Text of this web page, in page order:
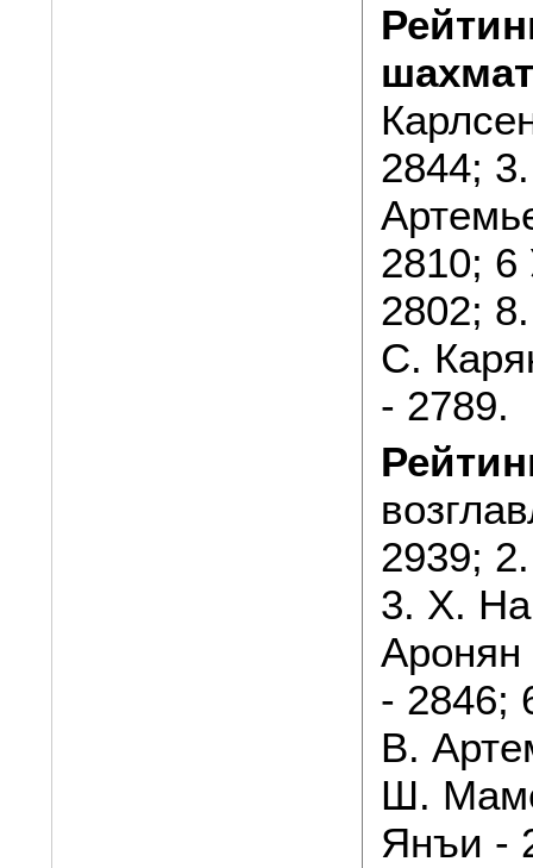
2844;
2810;
2802;
С.
- 2789.
2939;
3. Х.
- 2846;
В.
Ш.
Янъи -